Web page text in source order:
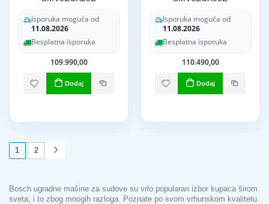
Isporuka moguća od
11.08.2026
Besplatna isporuka
109.990,00
Dodaj
Isporuka moguća od
11.08.2026
Besplatna isporuka
110.490,00
Dodaj
1 2
Bosch ugradne mašine za sudove su vrlo popularan izbor kupaca širom
sveta, i to zbog mnogih razloga. Poznate po svom vrhunskom kvalitetu